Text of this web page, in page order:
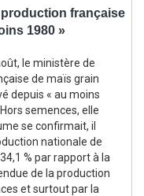
production française
1980 »
le ministère de
de maïs grain
depuis « au moins
semences, elle
se confirmait, il
nationale de
% par rapport à la
de la production
et surtout par la